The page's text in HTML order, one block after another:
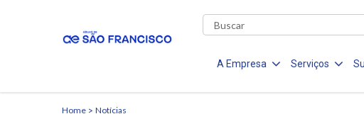
A Empresa Serviços
Home Notícias